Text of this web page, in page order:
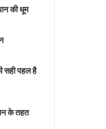
की धूम
सही पहल है
के तहत